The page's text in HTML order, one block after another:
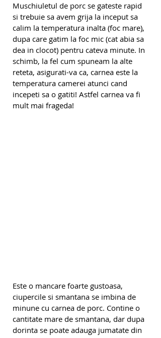
Muschiuletul de porc se gateste rapid
si trebuie sa avem grija la inceput sa
calim la temperatura inalta (foc mare),
dupa care gatim la foc mic (cat abia sa
dea in clocot) pentru cateva minute. In
schimb, la fel cum spuneam la alte
reteta, asigurati-va ca, carnea este la
temperatura camerei atunci cand
incepeti sa o gatiti! Astfel carnea va fi
mult mai frageda!
Este o mancare foarte gustoasa,
ciupercile si smantana se imbina de
minune cu carnea de porc. Contine o
cantitate mare de smantana, dar dupa
dorinta se poate adauga jumatate din